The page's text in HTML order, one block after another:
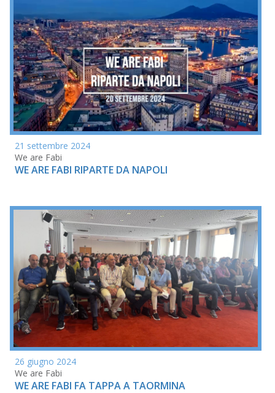
21 settembre 2024
We are Fabi
WE ARE FABI RIPARTE DA NAPOLI
26 giugno 2024
We are Fabi
WE ARE FABI FA TAPPA A TAORMINA